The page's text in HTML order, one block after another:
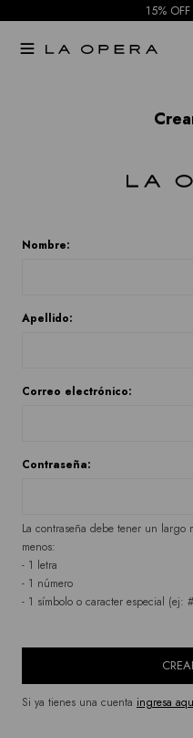
15%

Nombre:
Apellido:
Correo electrónico:
Contraseña:
La contraseña debe tener un largo
menos:
- 1 letra
- 1 número
- 1 símbolo o caracter especial (ej:
Si ya tienes una cuenta ingresa
Rose
Current
BCBGMAXAZRIA
Todas
marcas